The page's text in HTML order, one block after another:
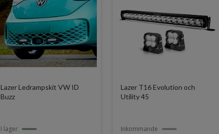
Lazer Ledrampskit VW ID
Buzz
I lager
Lazer T16 Evolution och
Utility 45
Inkommande